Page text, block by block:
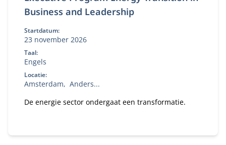
Business and Leadership
Startdatum:
23 november 2026
Taal:
Engels
Locatie:
Amsterdam
Anders...
De energie sector ondergaat een transformatie.